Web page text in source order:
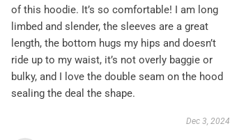
of this hoodie. It’s so comfortable! I am long
limbed and slender, the sleeves are a great
length, the bottom hugs my hips and doesn’t
ride up to my waist, it’s not overly baggie or
bulky, and I love the double seam on the hood
sealing the deal the shape.
Dec 3, 2024